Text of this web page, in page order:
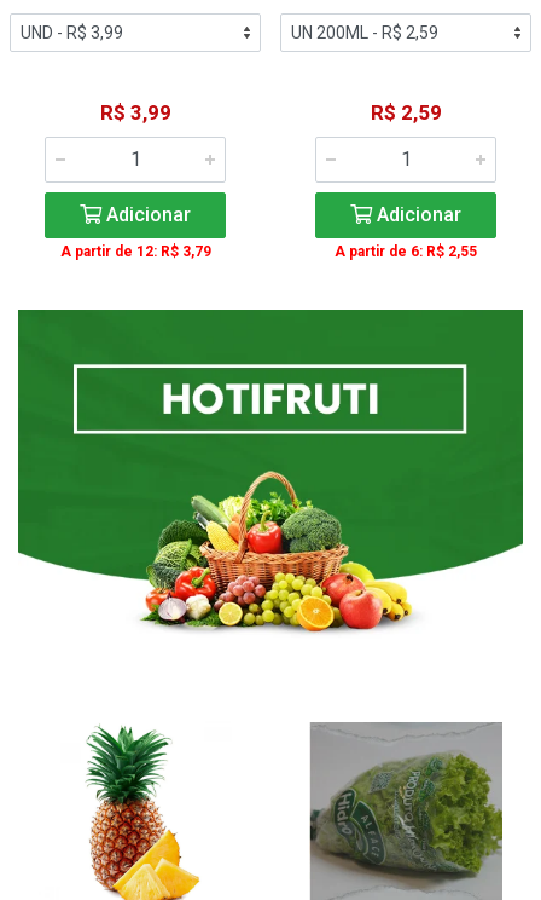
R$ 3,99
Adicionar
A partir de 12: R$ 3,79
R$ 2,59
Adicionar
A partir de 6: R$ 2,55